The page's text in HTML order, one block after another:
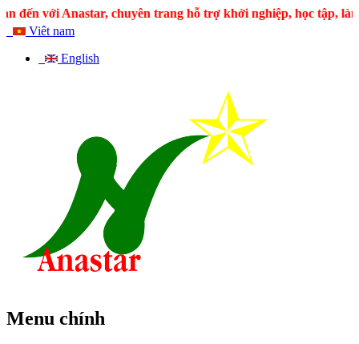
đến với Anastar, chuyên trang hỗ trợ khởi nghiệp, học tập, làm
Viêt nam
English
Menu chính